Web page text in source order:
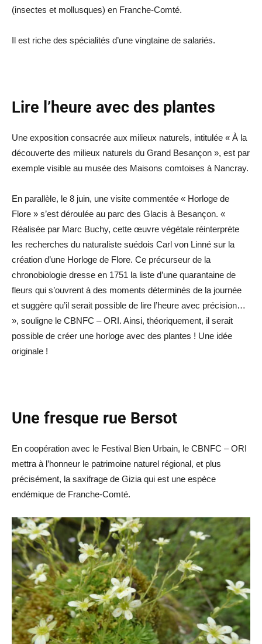
(insectes et mollusques) en Franche-Comté.
Il est riche des spécialités d’une vingtaine de salariés.
Lire l’heure avec des plantes
Une exposition consacrée aux milieux naturels, intitulée « À la
découverte des milieux naturels du Grand Besançon », est par
exemple visible au musée des Maisons comtoises à Nancray.
En parallèle, le 8 juin, une visite commentée « Horloge de
Flore » s’est déroulée au parc des Glacis à Besançon. «
Réalisée par Marc Buchy, cette œuvre végétale réinterprète
les recherches du naturaliste suédois Carl von Linné sur la
création d’une Horloge de Flore. Ce précurseur de la
chronobiologie dresse en 1751 la liste d’une quarantaine de
fleurs qui s’ouvrent à des moments déterminés de la journée
et suggère qu’il serait possible de lire l’heure avec précision…
», souligne le CBNFC – ORI. Ainsi, théoriquement, il serait
possible de créer une horloge avec des plantes ! Une idée
originale !
Une fresque rue Bersot
En coopération avec le Festival Bien Urbain, le CBNFC – ORI
mettra à l’honneur le patrimoine naturel régional, et plus
précisément, la saxifrage de Gizia qui est une espèce
endémique de Franche-Comté.